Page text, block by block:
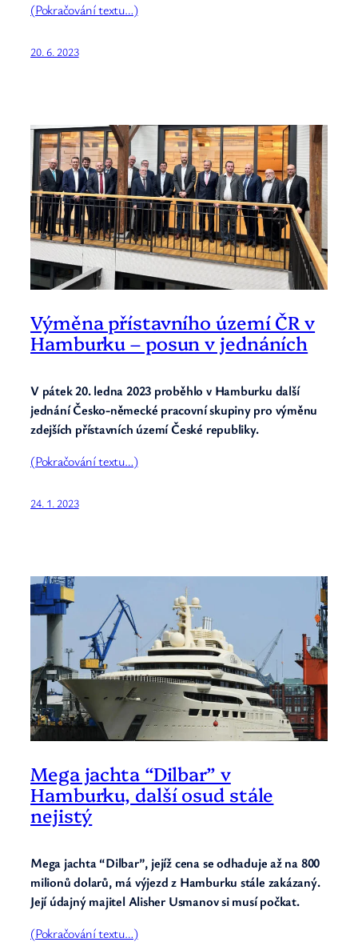
(Pokračování textu…)
20. 6. 2023
Výměna přístavního území ČR v
Hamburku – posun v jednáních
V pátek 20. ledna 2023 proběhlo v Hamburku další
jednání Česko-německé pracovní skupiny pro výměnu
zdejších přístavních území České republiky.
(Pokračování textu…)
24. 1. 2023
Mega jachta “Dilbar” v
Hamburku, další osud stále
nejistý
Mega jachta “Dilbar”, jejíž cena se odhaduje až na 800
milionů dolarů, má výjezd z Hamburku stále zakázaný.
Její údajný majitel Alisher Usmanov si musí počkat.
(Pokračování textu…)